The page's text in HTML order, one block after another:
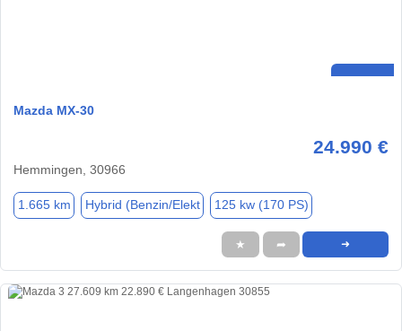
Mazda MX-30
24.990 €
Hemmingen, 30966
1.665 km Hybrid (Benzin/Elekt 125 kw (170 PS)
★ ➦ ➜